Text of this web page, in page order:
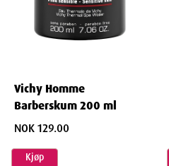
Vichy Homme
Barberskum 200 ml
NOK 129.00
Kjøp